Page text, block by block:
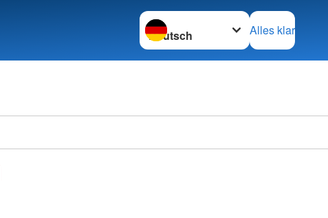
Sprache wechseln zu
Alles klar